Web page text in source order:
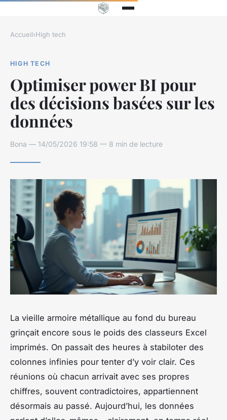
Accueil›High tech
HIGH TECH
Optimiser power BI pour
des décisions basées sur les
données
Bona — 14/05/2026 19:58 — 8 min de lecture
La vieille armoire métallique au fond du bureau
grinçait encore sous le poids des classeurs Excel
imprimés. On passait des heures à stabiloter des
colonnes infinies pour tenter d’y voir clair. Ces
réunions où chacun arrivait avec ses propres
chiffres, souvent contradictoires, appartiennent
désormais au passé. Aujourd’hui, les données